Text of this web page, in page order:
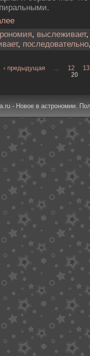
, выслеживает
, последовательно
‹ предыдущая 12
13
20
- Новое в астрономии.